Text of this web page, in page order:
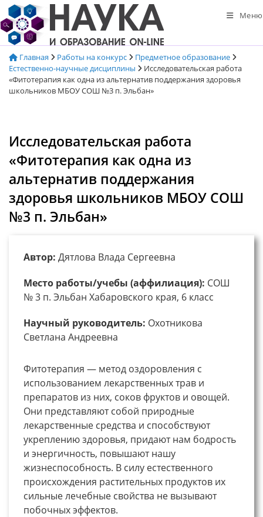
Перейти
к
содержимому
Меню
Главная Работы на конкурс
Предметное образование
Естественно-научные дисциплины
Исследовательская работа
«Фитотерапия как одна из альтернатив поддержания здоровья
школьников МБОУ СОШ №3 п. Эльбан»
Исследовательская работа
«Фитотерапия как одна из
альтернатив поддержания
здоровья школьников МБОУ СОШ
№3 п. Эльбан»
Автор: Дятлова Влада Сергеевна
Место работы/учебы (аффилиация): СОШ
№ 3 п. Эльбан Хабаровского края, 6 класс
Научный руководитель: Охотникова
Светлана Андреевна
Фитотерапия — метод оздоровления с
использованием лекарственных трав и
препаратов из них, соков фруктов и овощей.
Они представляют собой природные
лекарственные средства и способствуют
укреплению здоровья, придают нам бодрость
и энергичность, повышают нашу
жизнеспособность. В силу естественного
происхождения растительных продуктов их
сильные лечебные свойства не вызывают
побочных эффектов.